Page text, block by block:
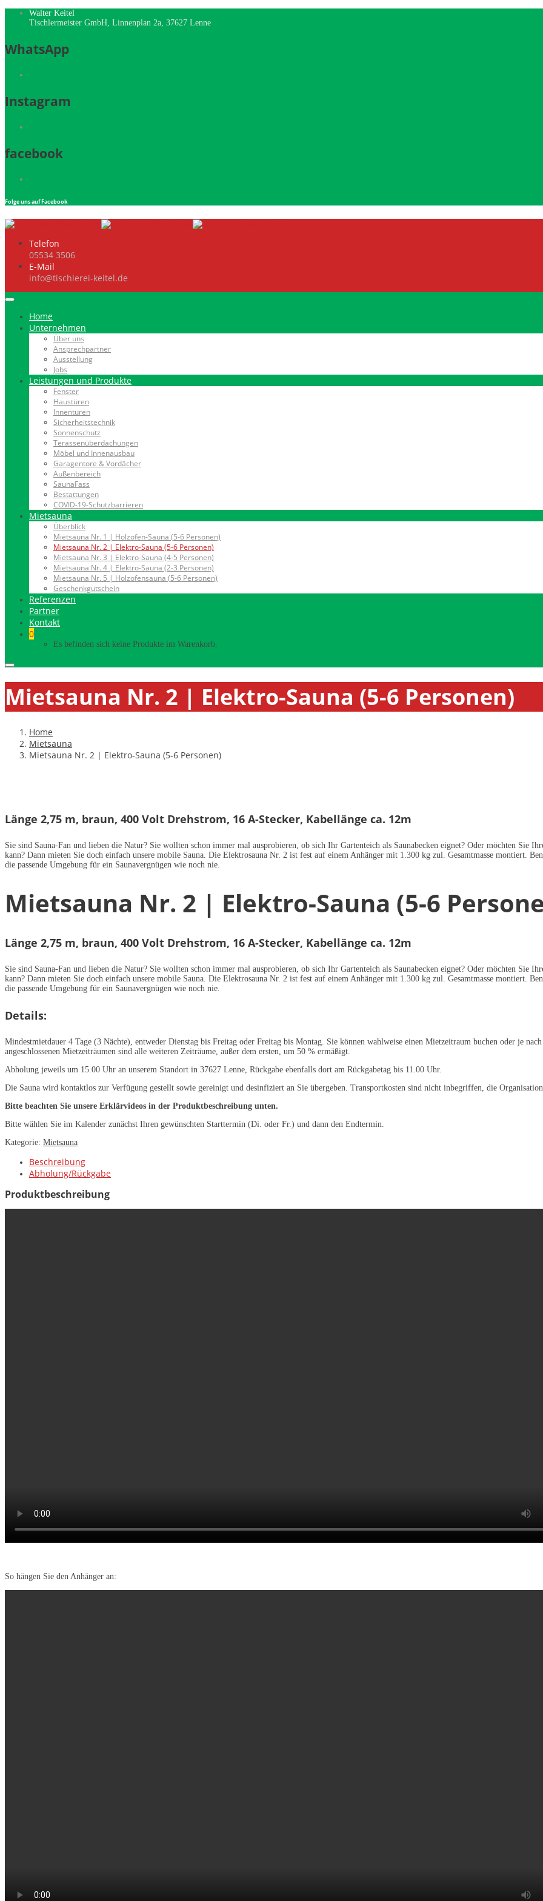
Walter Keitel
Tischlermeister GmbH, Linnenplan 2a, 37627 Lenne
WhatsApp
Instagram
facebook
Folge uns auf Facebook
Telefon
05534 3506
E-Mail
info@tischlerei-keitel.de
Home
Unternehmen
Über uns
Ansprechpartner
Ausstellung
Jobs
Leistungen und Produkte
Fenster
Haustüren
Innentüren
Sicherheitstechnik
Sonnenschutz
Terassenüberdachungen
Möbel und Innenausbau
Garagentore & Vordächer
Außenbereich
SaunaFass
Bestattungen
COVID-19-Schutzbarrieren
Mietsauna
Überblick
Mietsauna Nr. 1 | Holzofen-Sauna (5-6 Personen)
Mietsauna Nr. 2 | Elektro-Sauna (5-6 Personen)
Mietsauna Nr. 3 | Elektro-Sauna (4-5 Personen)
Mietsauna Nr. 4 | Elektro-Sauna (2-3 Personen)
Mietsauna Nr. 5 | Holzofensauna (5-6 Personen)
Geschenkgutschein
Referenzen
Partner
Kontakt
0
Es befinden sich keine Produkte im Warenkorb.
Mietsauna Nr. 2 | Elektro-Sauna (5-6 Personen)
Home
Mietsauna
Mietsauna Nr. 2 | Elektro-Sauna (5-6 Personen)
Länge 2,75 m, braun, 400 Volt Drehstrom, 16 A-Stecker, Kabellänge ca. 12m
Sie sind Sauna-Fan und lieben die Natur? Sie wollten schon immer mal ausprobieren, ob sich Ihr Gartenteich als Saunabecken eignet? Oder möchten Sie
kann? Dann mieten Sie doch einfach unsere mobile Sauna. Die Elektrosauna Nr. 2 ist fest auf einem Anhänger mit 1.300 kg zul. Gesamtmasse montiert.
die passende Umgebung für ein Saunavergnügen wie noch nie.
Mietsauna Nr. 2 | Elektro-Sauna (5-6
Länge 2,75 m, braun, 400 Volt Drehstrom, 16 A-Stecker, Kabellänge ca. 12m
Sie sind Sauna-Fan und lieben die Natur? Sie wollten schon immer mal ausprobieren, ob sich Ihr Gartenteich als Saunabecken eignet? Oder möchten Sie
kann? Dann mieten Sie doch einfach unsere mobile Sauna. Die Elektrosauna Nr. 2 ist fest auf einem Anhänger mit 1.300 kg zul. Gesamtmasse montiert.
die passende Umgebung für ein Saunavergnügen wie noch nie.
Details:
Mindestmietdauer 4 Tage (3 Nächte), entweder Dienstag bis Freitag oder Freitag bis Montag. Sie können wahlweise einen Mietzeitraum buchen oder je
angeschlossenen Mietzeiträumen sind alle weiteren Zeiträume, außer dem ersten, um 50 % ermäßigt.
Abholung jeweils um 15.00 Uhr an unserem Standort in 37627 Lenne, Rückgabe ebenfalls dort am Rückgabetag bis 11.00 Uhr.
Die Sauna wird kontaktlos zur Verfügung gestellt sowie gereinigt und desinfiziert an Sie übergeben. Transportkosten sind nicht inbegriffen, die
Bitte beachten Sie unsere Erklärvideos in der Produktbeschreibung unten.
Bitte wählen Sie im Kalender zunächst Ihren gewünschten Starttermin (Di. oder Fr.) und dann den Endtermin.
Kategorie: Mietsauna
Beschreibung
Abholung/Rückgabe
Produktbeschreibung
So hängen Sie den Anhänger an: